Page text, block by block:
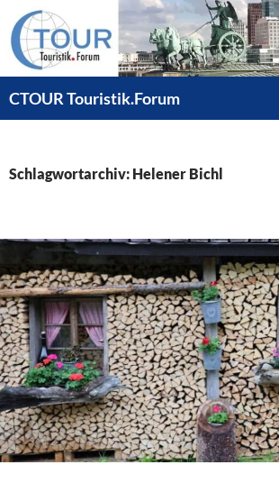
Zum
Inhalt
springen
CTOUR Touristik.Forum
Schlagwortarchiv: Helener Bichl